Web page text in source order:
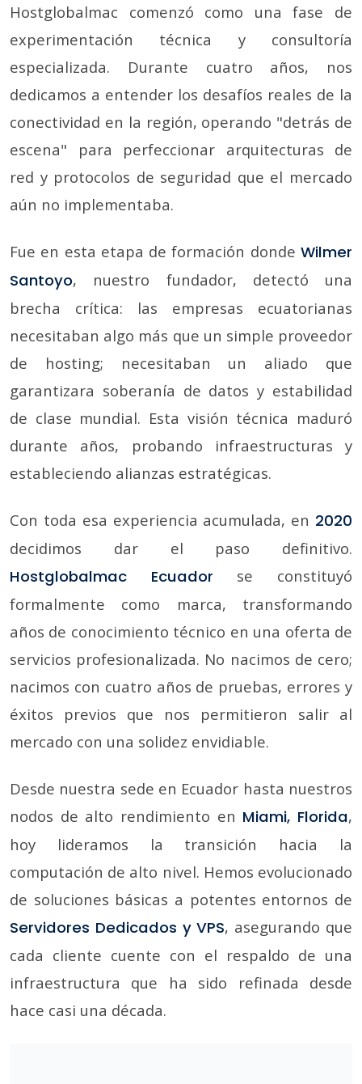
Hostglobalmac comenzó como una fase de
experimentación técnica y consultoría
especializada. Durante cuatro años, nos
dedicamos a entender los desafíos reales de la
conectividad en la región, operando "detrás de
escena" para perfeccionar arquitecturas de
red y protocolos de seguridad que el mercado
aún no implementaba.
Fue en esta etapa de formación donde Wilmer
Santoyo, nuestro fundador, detectó una
brecha crítica: las empresas ecuatorianas
necesitaban algo más que un simple proveedor
de hosting; necesitaban un aliado que
garantizara soberanía de datos y estabilidad
de clase mundial. Esta visión técnica maduró
durante años, probando infraestructuras y
estableciendo alianzas estratégicas.
Con toda esa experiencia acumulada, en 2020
decidimos dar el paso definitivo.
Hostglobalmac Ecuador se constituyó
formalmente como marca, transformando
años de conocimiento técnico en una oferta de
servicios profesionalizada. No nacimos de cero;
nacimos con cuatro años de pruebas, errores y
éxitos previos que nos permitieron salir al
mercado con una solidez envidiable.
Desde nuestra sede en Ecuador hasta nuestros
nodos de alto rendimiento en Miami, Florida,
hoy lideramos la transición hacia la
computación de alto nivel. Hemos evolucionado
de soluciones básicas a potentes entornos de
Servidores Dedicados y VPS, asegurando que
cada cliente cuente con el respaldo de una
infraestructura que ha sido refinada desde
hace casi una década.